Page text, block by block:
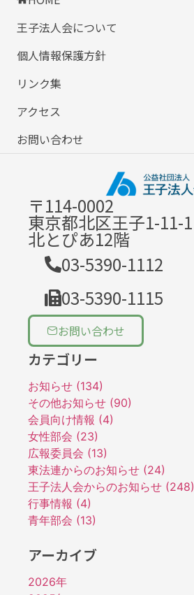
王子法人会について
個人情報保護方針
リンク集
アクセス
お問い合わせ
〒114-0002
東京都北区王子1-11-1
北とぴあ12階
03-5390-1112
03-5390-1115
お問い合わせ
カテゴリー
お知らせ (134)
その他お知らせ (90)
会員向け情報 (4)
女性部会 (23)
広報委員会 (13)
東法連からのお知らせ (24)
王子法人会からのお知らせ (248)
行事情報 (4)
青年部会 (13)
アーカイブ
2026年